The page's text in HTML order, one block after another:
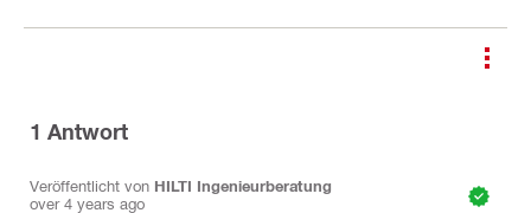
1 Antwort
Veröffentlicht von HILTI Ingenieurberatung
over 4 years ago